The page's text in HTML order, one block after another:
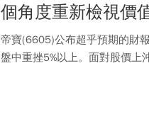
個角度重新檢視價
帝寶(6605)公布超乎預期的財
盤中重挫5%以上。面對股價上